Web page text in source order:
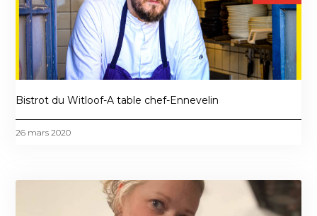
Bistrot du Witloof-A table chef-Ennevelin
26 mars 2020